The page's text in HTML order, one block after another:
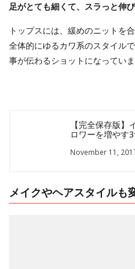
足がとても細くて、スラっと伸
トップスには、緩めのニットを
全体的にゆるカワ系のスタイル
事が伝わるショットになっていま
【完全保存版】
ロワーを増やす
November 11,
メイクやヘアスタイルも